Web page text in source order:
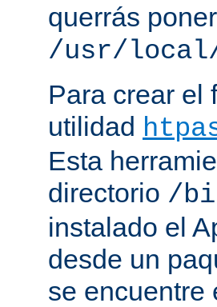
querrás
/usr/local/
Para crear el
utilidad
Esta
directorio /
instalado el
desde un
se encuentre